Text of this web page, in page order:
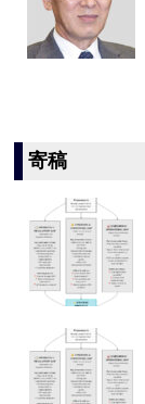
寄稿